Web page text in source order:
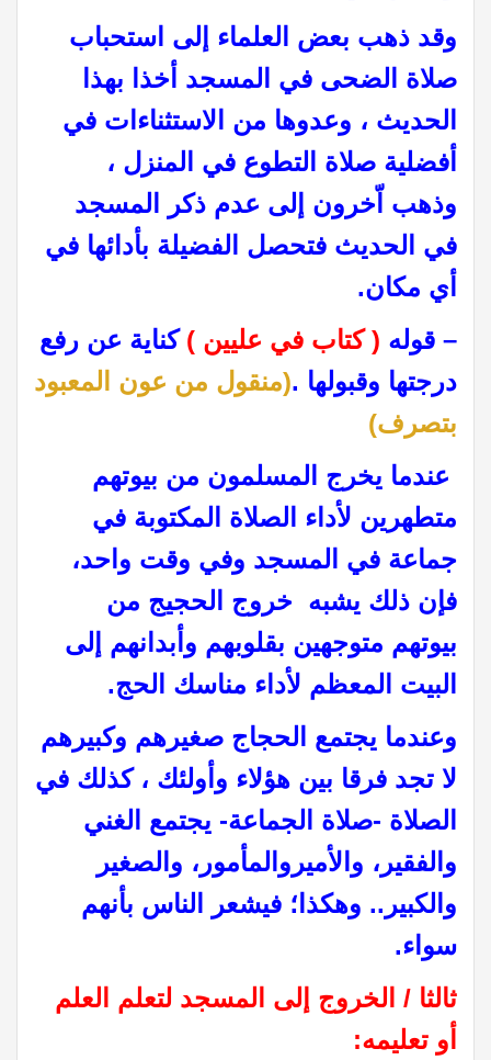
وقد ذهب بعض العلماء إلى استحباب
صلاة الضحى في المسجد أخذا بهذا
الحديث ، وعدوها من الاستثناءات في
أفضلية صلاة التطوع في المنزل ،
وذهب اّخرون إلى عدم ذكر المسجد
في الحديث فتحصل الفضيلة بأدائها في
أي مكان.
– قوله ( كتاب في عليين ) كناية عن رفع
درجتها وقبولها .(منقول من عون المعبود
بتصرف)
عندما يخرج المسلمون من بيوتهم
متطهرين لأداء الصلاة المكتوبة في
جماعة في المسجد وفي وقت واحد،
فإن ذلك يشبه خروج الحجيج من
بيوتهم متوجهين بقلوبهم وأبدانهم إلى
البيت المعظم لأداء مناسك الحج.
وعندما يجتمع الحجاج صغيرهم وكبيرهم
لا تجد فرقا بين هؤلاء وأولئك ، كذلك في
الصلاة -صلاة الجماعة- يجتمع الغني
والفقير، والأميروالمأمور، والصغير
والكبير.. وهكذا؛ فيشعر الناس بأنهم
سواء.
ثالثا / الخروج إلى المسجد لتعلم العلم
أو تعليمه: